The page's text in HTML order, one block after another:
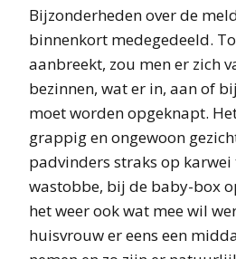
Bijzonderheden over de
binnenkort medegedeeld.
aanbreekt, zou men er zich
bezinnen, wat er in, aan of
moet worden opgeknapt.
grappig en ongewoon
padvinders straks op karwei
wastobbe, bij de baby-box
het weer ook wat mee wil
huisvrouw er eens een